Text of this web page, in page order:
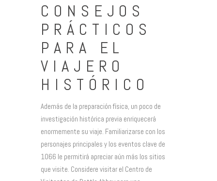
CONSEJOS
PRÁCTICOS
PARA EL
VIAJERO
HISTÓRICO
Además de la preparación física, un poco de
investigación histórica previa enriquecerá
enormemente su viaje. Familiarizarse con los
personajes principales y los eventos clave de
1066 le permitirá apreciar aún más los sitios
que visite. Considere visitar el Centro de